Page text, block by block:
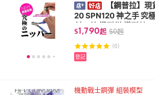
【鋼普拉】
20 SPN120 神之手 究
斜口剪 模型鉗 模型剪
$1,790起 $0起
(6)
登記
機動戰士鋼彈 組裝模型